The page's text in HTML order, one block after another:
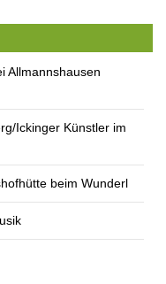
Allmannshausen
Ickinger Künstler im
beim Wunderl